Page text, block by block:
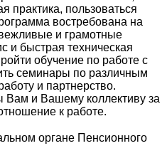
практика, пользоваться
востребована на
и грамотные
и быстрая техническая
обучение по работе с
семинары по различным
и партнерство.
Вам и Вашему коллективу за
к работе.
органе Пенсионного